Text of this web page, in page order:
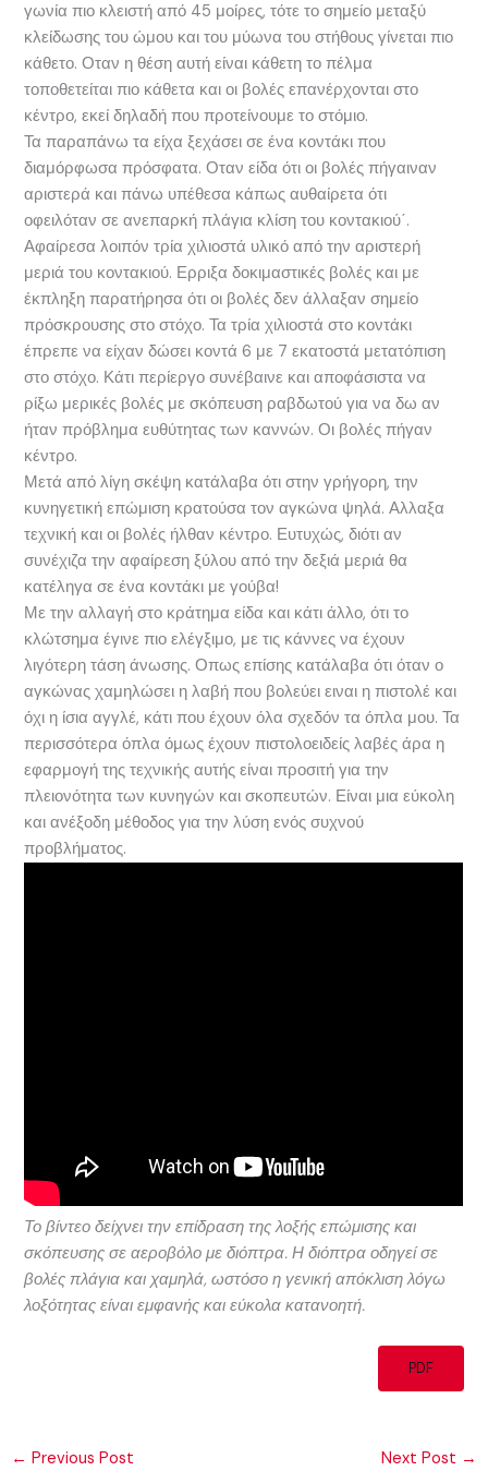
γωνία πιο κλειστή από 45 μοίρες, τότε το σημείο μεταξύ
κλείδωσης του ώμου και του μύωνα του στήθους γίνεται πιο
κάθετο. Οταν η θέση αυτή είναι κάθετη το πέλμα
τοποθετείται πιο κάθετα και οι βολές επανέρχονται στο
κέντρο, εκεί δηλαδή που προτείνουμε το στόμιο.
Τα παραπάνω τα είχα ξεχάσει σε ένα κοντάκι που
διαμόρφωσα πρόσφατα. Οταν είδα ότι οι βολές πήγαιναν
αριστερά και πάνω υπέθεσα κάπως αυθαίρετα ότι
οφειλόταν σε ανεπαρκή πλάγια κλίση του κοντακιού΄.
Αφαίρεσα λοιπόν τρία χιλιοστά υλικό από την αριστερή
μεριά του κοντακιού. Ερριξα δοκιμαστικές βολές και με
έκπληξη παρατήρησα ότι οι βολές δεν άλλαξαν σημείο
πρόσκρουσης στο στόχο. Τα τρία χιλιοστά στο κοντάκι
έπρεπε να είχαν δώσει κοντά 6 με 7 εκατοστά μετατόπιση
στο στόχο. Κάτι περίεργο συνέβαινε και αποφάσιστα να
ρίξω μερικές βολές με σκόπευση ραβδωτού για να δω αν
ήταν πρόβλημα ευθύτητας των καννών. Οι βολές πήγαν
κέντρο.
Μετά από λίγη σκέψη κατάλαβα ότι στην γρήγορη, την
κυνηγετική επώμιση κρατούσα τον αγκώνα ψηλά. Αλλαξα
τεχνική και οι βολές ήλθαν κέντρο. Ευτυχώς, διότι αν
συνέχιζα την αφαίρεση ξύλου από την δεξιά μεριά θα
κατέληγα σε ένα κοντάκι με γούβα!
Με την αλλαγή στο κράτημα είδα και κάτι άλλο, ότι το
κλώτσημα έγινε πιο ελέγξιμο, με τις κάννες να έχουν
λιγότερη τάση άνωσης. Οπως επίσης κατάλαβα ότι όταν ο
αγκώνας χαμηλώσει η λαβή που βολεύει ειναι η πιστολέ και
όχι η ίσια αγγλέ, κάτι που έχουν όλα σχεδόν τα όπλα μου. Τα
περισσότερα όπλα όμως έχουν πιστολοειδείς λαβές άρα η
εφαρμογή της τεχνικής αυτής είναι προσιτή για την
πλειονότητα των κυνηγών και σκοπευτών. Είναι μια εύκολη
και ανέξοδη μέθοδος για την λύση ενός συχνού
προβλήματος.
Το βίντεο δείχνει την επίδραση της λοξής επώμισης και
σκόπευσης σε αεροβόλο με διόπτρα. Η διόπτρα οδηγεί σε
βολές πλάγια και χαμηλά, ωστόσο η γενική απόκλιση λόγω
λοξότητας είναι εμφανής και εύκολα κατανοητή.
PDF
← Previous Post Next Post →